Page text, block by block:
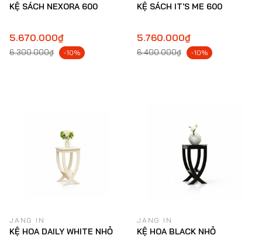
KỆ SÁCH NEXORA 600
5.670.000₫
6.300.000₫ -10%
KỆ SÁCH IT'S ME 600
5.760.000₫
6.400.000₫ -10%
JANG IN
KỆ HOA DAILY WHITE NHỎ
JANG IN
KỆ HOA BLACK NHỎ